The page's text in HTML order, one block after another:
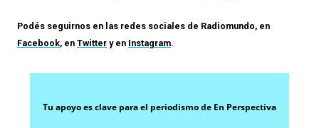
Podés seguirnos en las redes sociales de Radiomundo, en
Facebook, en Twitter y en Instagram.
Tu apoyo es clave para el periodismo de En Perspectiva